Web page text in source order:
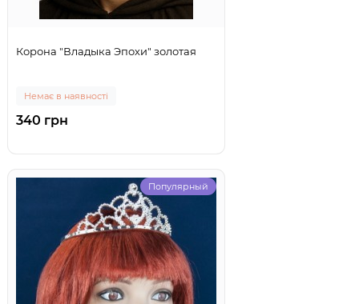
Корона "Владыка Эпохи" золотая
Немає в наявності
340 грн
Популярный